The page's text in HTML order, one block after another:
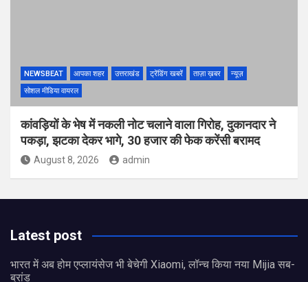
NEWSBEAT आपका शहर उत्तराखंड ट्रेंडिंग खबरें ताज़ा ख़बर
न्यूज़
सोशल मीडिया वायरल
कांवड़ियों के भेष में नकली नोट चलाने वाला गिरोह, दुकानदार ने
पकड़ा, झटका देकर भागे, 30 हजार की फेक करेंसी बरामद
August 8, 2026 admin
Latest post
भारत में अब होम एप्लायंसेज भी बेचेगी Xiaomi, लॉन्च किया नया Mijia सब-
ब्रांड